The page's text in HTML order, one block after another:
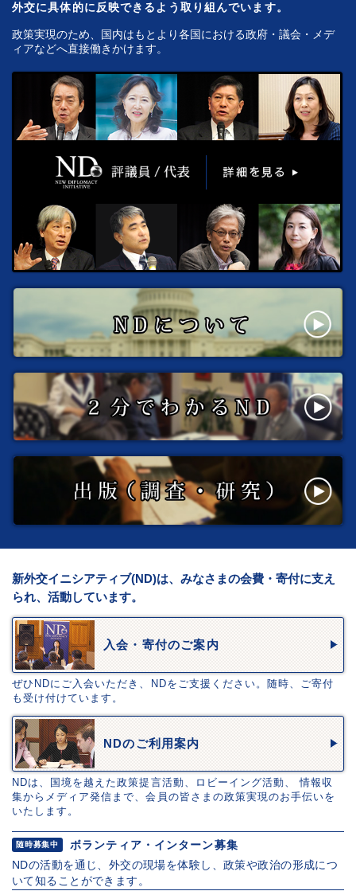
外交に具体的に反映できるよう取り組んでいます。
政策実現のため、国内はもとより各国における政府・議会・メデ
ィアなどへ直接働きかけます。
新外交イニシアティブ(ND)は、みなさまの会費・寄付に支え
られ、活動しています。
入会・寄付のご案内
ぜひNDにご入会いただき、NDをご支援ください。随時、ご寄付
も受け付けています。
NDのご利用案内
NDは、国境を越えた政策提言活動、ロビーイング活動、 情報収
集からメディア発信まで、会員の皆さまの政策実現のお手伝いを
いたします。
随時募集中
ボランティア・インターン募集
NDの活動を通じ、外交の現場を体験し、政策や政治の形成につ
いて知ることができます。